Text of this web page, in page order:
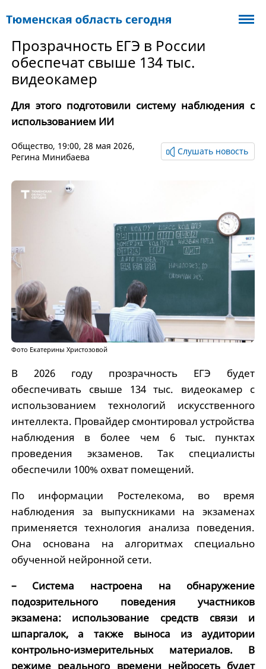
Прозрачность ЕГЭ в России
обеспечат свыше 134 тыс.
видеокамер
Для этого подготовили систему наблюдения с
использованием ИИ
Общество, 19:00, 28 мая 2026,
Регина Минибаева
Слушать новость
Фото Екатерины Христозовой
В 2026 году прозрачность ЕГЭ будет
обеспечивать свыше 134 тыс. видеокамер с
использованием технологий искусственного
интеллекта. Провайдер смонтировал устройства
наблюдения в более чем 6 тыс. пунктах
проведения экзаменов. Так специалисты
обеспечили 100% охват помещений.
По информации Ростелекома, во время
наблюдения за выпускниками на экзаменах
применяется технология анализа поведения.
Она основана на алгоритмах специально
обученной нейронной сети.
– Система настроена на обнаружение
подозрительного поведения участников
экзамена: использование средств связи и
шпаргалок, а также выноса из аудитории
контрольно-измерительных материалов. В
режиме реального времени нейросеть будет